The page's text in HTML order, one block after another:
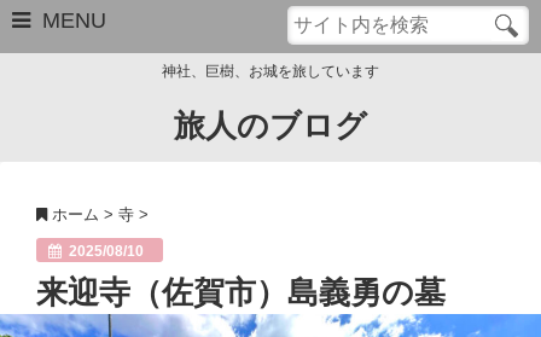
MENU
サイトマップ
管理人のプロフィール
神社、巨樹、お城を旅しています
旅人のブログ
ホーム > 寺 >
2025/08/10
来迎寺（佐賀市）島義勇の墓